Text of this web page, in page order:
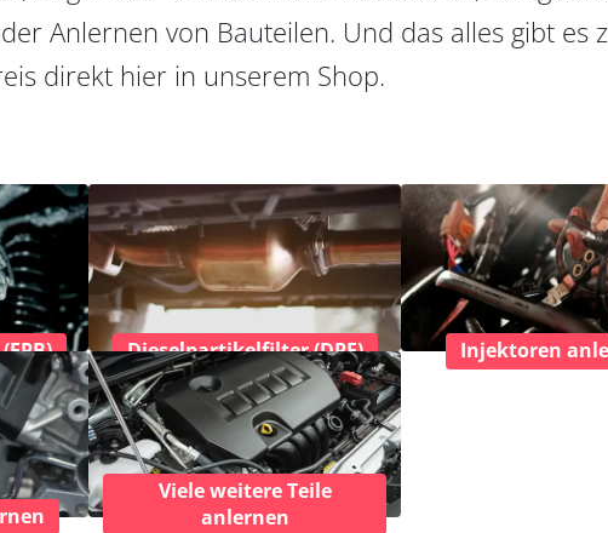
Anlernen von Bauteilen. Und das alles gibt es
direkt hier in unserem Shop.
Dieselpartikelfilter (DPF) Injektoren
Viele weitere Teile
anlernen